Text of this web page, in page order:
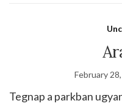
February
Tegnap a parkban